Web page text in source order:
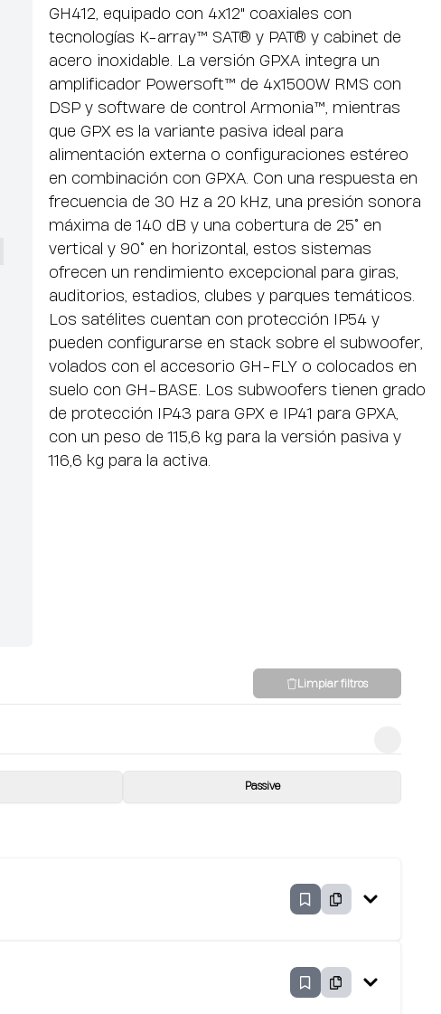
GH412, equipado con 4x12" coaxiales con
tecnologías K-array™ SAT® y PAT® y cabinet de
acero inoxidable. La versión GPXA integra un
amplificador Powersoft™ de 4x1500W RMS con
DSP y software de control Armonia™, mientras
que GPX es la variante pasiva ideal para
alimentación externa o configuraciones estéreo
en combinación con GPXA. Con una respuesta en
frecuencia de 30 Hz a 20 kHz, una presión sonora
máxima de 140 dB y una cobertura de 25° en
vertical y 90° en horizontal, estos sistemas
ofrecen un rendimiento excepcional para giras,
auditorios, estadios, clubes y parques temáticos.
Los satélites cuentan con protección IP54 y
pueden configurarse en stack sobre el subwoofer,
volados con el accesorio GH-FLY o colocados en
suelo con GH-BASE. Los subwoofers tienen grado
de protección IP43 para GPX e IP41 para GPXA,
con un peso de 115,6 kg para la versión pasiva y
116,6 kg para la activa.
Limpiar filtros
Passive